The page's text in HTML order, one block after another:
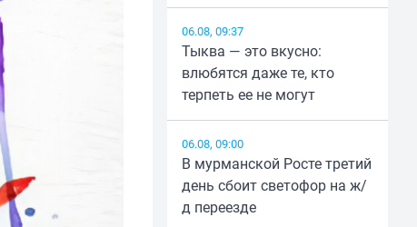
06.08, 09:37
Тыква — это вкусно:
влюбятся даже те, кто
терпеть ее не могут
06.08, 09:00
В мурманской Росте третий
день сбоит светофор на ж/
д переезде